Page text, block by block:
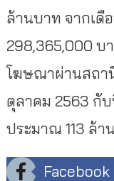
ล้านบาท จากเ
298,365,000 บ
โฆษณาผ่านสถา
ตุลาคม 2563 กั
ประมาณ 113 ล้า
Facebook